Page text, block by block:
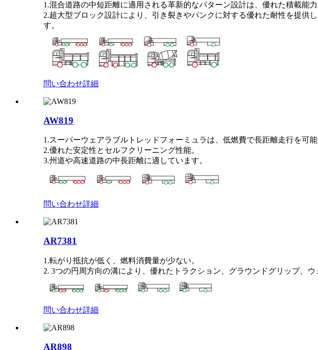
1.混合道路の中短距離に適用される革新的なパターン設計は、優れた積載能力
2.超大型ブロック設計により、引き裂きやパンクに対する優れた耐性を提供
す。
問い合わせ詳細
AW819
1.スーパーウェアラブルトレッドフォーミュラは、低燃費で長距離走行を可能
2.優れた安定性とセルフクリーニング性能。
3.州道や高速道路の中長距離に適しています。
問い合わせ詳細
AR7381
1.転がり抵抗が低く、燃料消費量が少ない。
2. 3つの円周方向の溝により、優れたトラクション、グラウンドグリップ、ウ
問い合わせ詳細
AR898